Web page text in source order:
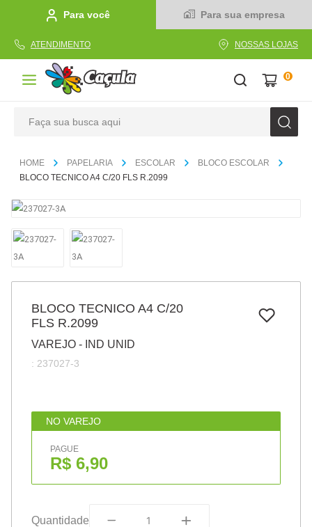
Para você Para sua empresa
ATENDIMENTO NOSSAS LOJAS
0
PAPELARIA ESCOLAR
BLOCO ESCOLAR
BLOCO TECNICO A4 C/20 FLS R.2099
BLOCO TECNICO A4 C/20
FLS R.2099
VAREJO - IND UNID
: 237027-3
NO VAREJO
PAGUE
R$ 6,90
Quantidade
1º caderno
2
papel
cola
barbante